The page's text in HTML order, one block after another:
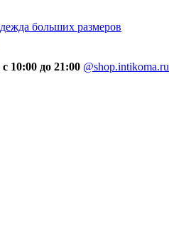
с 10:00 до 21:00 @shop.intikoma.ru